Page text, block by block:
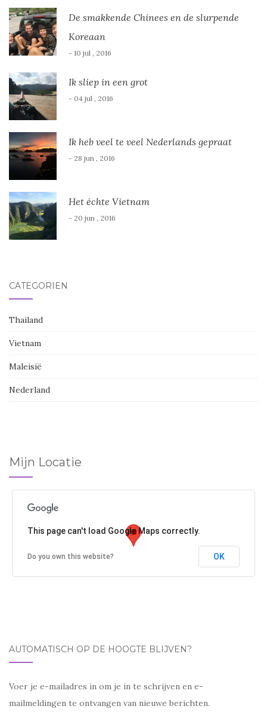
De smakkende Chinees en de slurpende
Koreaan
- 10 jul , 2016
Ik sliep in een grot
- 04 jul , 2016
Ik heb veel te veel Nederlands gepraat
- 28 jun , 2016
Het échte Vietnam
- 20 jun , 2016
CATEGORIËN
Thailand
Vietnam
Maleisië
Nederland
Mijn Locatie
This page can't load Google Maps correctly.
Do you own this website? OK
AUTOMATISCH OP DE HOOGTE BLIJVEN?
Voer je e-mailadres in om je in te schrijven en e-
mailmeldingen te ontvangen van nieuwe berichten.